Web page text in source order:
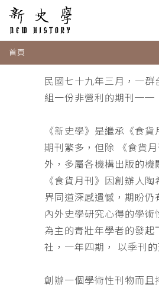
首頁
民國七十九年三月，一
組一份非營利的期刊──
《新史學》是繼承《食
期刊繁多，但除 《食貨
外，多屬各機構出版的
《食貨月刊》因創辦人
界同道深感遺憾，期盼
內外史學研究心得的學
為主的青壯年學者的發
社，一年四期， 以季刊
創辦一個學術性刊物而